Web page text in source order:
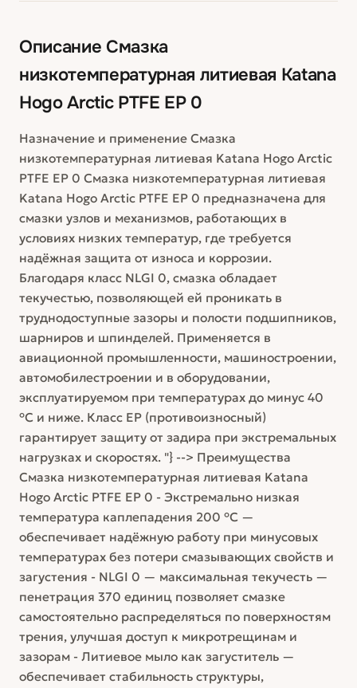
Описание Смазка
низкотемпературная литиевая Katana
Hogo Arctic PTFE EP 0
Назначение и применение Смазка
низкотемпературная литиевая Katana Hogo Arctic
PTFE EP 0 Смазка низкотемпературная литиевая
Katana Hogo Arctic PTFE EP 0 предназначена для
смазки узлов и механизмов, работающих в
условиях низких температур, где требуется
надёжная защита от износа и коррозии.
Благодаря класс NLGI 0, смазка обладает
текучестью, позволяющей ей проникать в
труднодоступные зазоры и полости подшипников,
шарниров и шпинделей. Применяется в
авиационной промышленности, машиностроении,
автомобилестроении и в оборудовании,
эксплуатируемом при температурах до минус 40
°C и ниже. Класс EP (противоизносный)
гарантирует защиту от задира при экстремальных
нагрузках и скоростях. "} --> Преимущества
Смазка низкотемпературная литиевая Katana
Hogo Arctic PTFE EP 0 - Экстремально низкая
температура каплепадения 200 °C —
обеспечивает надёжную работу при минусовых
температурах без потери смазывающих свойств и
загустения - NLGI 0 — максимальная текучесть —
пенетрация 370 единиц позволяет смазке
самостоятельно распределяться по поверхностям
трения, улучшая доступ к микротрещинам и
зазорам - Литиевое мыло как загуститель —
обеспечивает стабильность структуры,